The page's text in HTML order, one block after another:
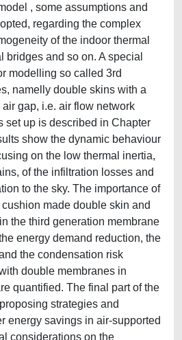
, some assumptions and
regarding the complex
of the indoor thermal
bridges and so on. A special
modelling so called 3rd
namelly double skins with a
gap, i.e. air flow network
set up is described in Chapter
show the dynamic behaviour
on the low thermal inertia,
of the infiltration losses and
to the sky. The importance of
made double skin and
the third generation membrane
energy demand reduction, the
the condensation risk
double membranes in
quantified. The final part of the
strategies and
energy savings in air-supported
considerations on the